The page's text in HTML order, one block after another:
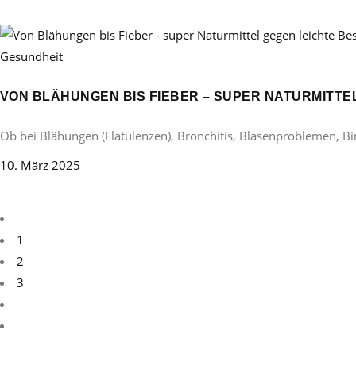
Gesundheit
VON BLÄHUNGEN BIS FIEBER – SUPER
Ob bei Blähungen (Flatulenzen), Bronchitis, Blasenproblemen,
10. März 2025
1
2
3